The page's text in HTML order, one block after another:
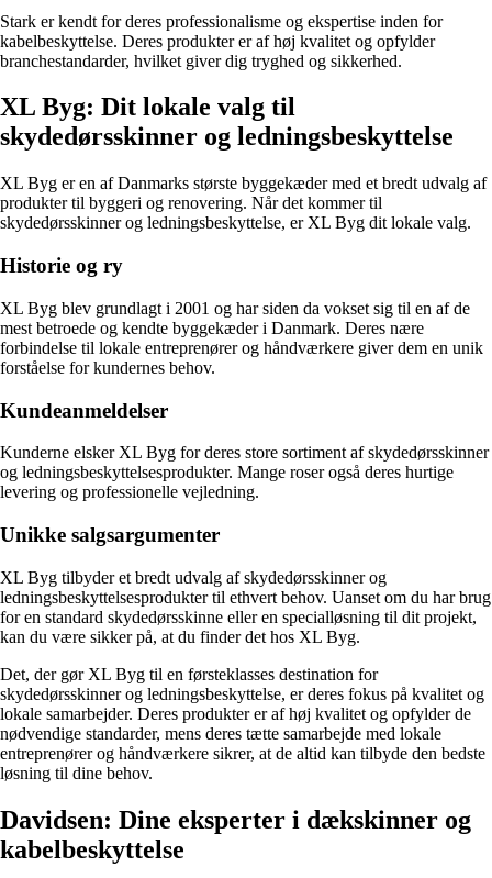
Stark er kendt for deres professionalisme og ekspertise inden for
kabelbeskyttelse. Deres produkter er af høj kvalitet og opfylder
branchestandarder, hvilket giver dig tryghed og sikkerhed.
XL Byg: Dit lokale valg til
skydedørsskinner og ledningsbeskyttelse
XL Byg er en af Danmarks største byggekæder med et bredt udvalg af
produkter til byggeri og renovering. Når det kommer til
skydedørsskinner og ledningsbeskyttelse, er XL Byg dit lokale valg.
Historie og ry
XL Byg blev grundlagt i 2001 og har siden da vokset sig til en af de
mest betroede og kendte byggekæder i Danmark. Deres nære
forbindelse til lokale entreprenører og håndværkere giver dem en unik
forståelse for kundernes behov.
Kundeanmeldelser
Kunderne elsker XL Byg for deres store sortiment af skydedørsskinner
og ledningsbeskyttelsesprodukter. Mange roser også deres hurtige
levering og professionelle vejledning.
Unikke salgsargumenter
XL Byg tilbyder et bredt udvalg af skydedørsskinner og
ledningsbeskyttelsesprodukter til ethvert behov. Uanset om du har brug
for en standard skydedørsskinne eller en specialløsning til dit projekt,
kan du være sikker på, at du finder det hos XL Byg.
Det, der gør XL Byg til en førsteklasses destination for
skydedørsskinner og ledningsbeskyttelse, er deres fokus på kvalitet og
lokale samarbejder. Deres produkter er af høj kvalitet og opfylder de
nødvendige standarder, mens deres tætte samarbejde med lokale
entreprenører og håndværkere sikrer, at de altid kan tilbyde den bedste
løsning til dine behov.
Davidsen: Dine eksperter i dækskinner og
kabelbeskyttelse